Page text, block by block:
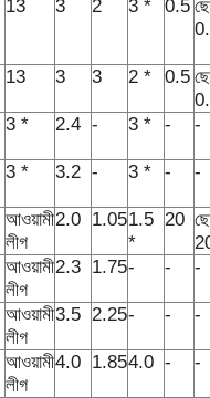
13 3 2 3 * 0.5
13 3 3 2 * 0.5
3 * 2.4 - 3 * - -
3 * 3.2 - 3 * - -
আওয়ামী
লীগ
2.0 1.051.5
*
20
আওয়ামী
লীগ
2.3 1.75- - -
আওয়ামী
লীগ
3.5 2.25- - -
আওয়ামী
লীগ
4.0 1.854.0 - -